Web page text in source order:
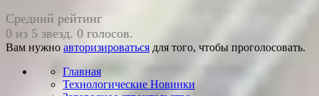
Средний рейтинг
0 из 5 звезд. 0 голосов.
Вам нужно авторизироваться для того, чтобы проголосовать.
Главная
Технологические Новинки